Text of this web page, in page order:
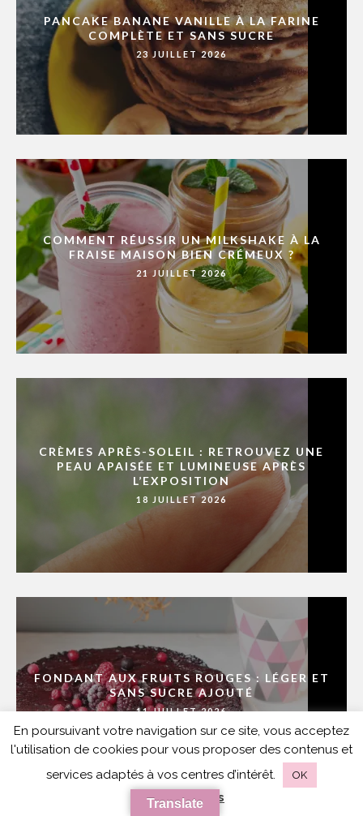
PANCAKE BANANE VANILLE À LA FARINE
COMPLÈTE ET SANS SUCRE
23 JUILLET 2026
COMMENT RÉUSSIR UN MILKSHAKE À LA
FRAISE MAISON BIEN CRÉMEUX ?
21 JUILLET 2026
CRÈMES APRÈS-SOLEIL : RETROUVEZ UNE
PEAU APAISÉE ET LUMINEUSE APRÈS
L’EXPOSITION
18 JUILLET 2026
FONDANT AUX FRUITS ROUGES : LÉGER ET
SANS SUCRE AJOUTÉ
11 JUILLET 2026
En poursuivant votre navigation sur ce site, vous acceptez
l'utilisation de cookies pour vous proposer des contenus et
services adaptés à vos centres d’intérêt.
OK
en savoir plus
Translate